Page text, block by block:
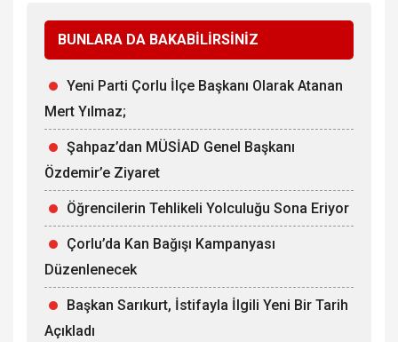
BUNLARA DA BAKABİLİRSİNİZ
Yeni Parti Çorlu İlçe Başkanı Olarak Atanan
Mert Yılmaz;
Şahpaz’dan MÜSİAD Genel Başkanı
Özdemir’e Ziyaret
Öğrencilerin Tehlikeli Yolculuğu Sona Eriyor
Çorlu’da Kan Bağışı Kampanyası
Düzenlenecek
Başkan Sarıkurt, İstifayla İlgili Yeni Bir Tarih
Açıkladı